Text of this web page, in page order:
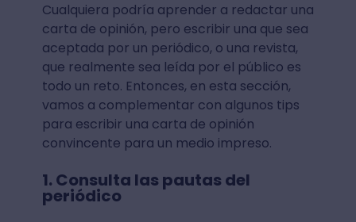
Cualquiera podría aprender a redactar una
carta de opinión, pero escribir una que sea
aceptada por un periódico, o una revista,
que realmente sea leída por el público es
todo un reto. Entonces, en esta sección,
vamos a complementar con algunos tips
para escribir una carta de opinión
convincente para un medio impreso.
1. Consulta las pautas del
periódico